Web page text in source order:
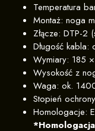
Temperatura
Montaż: noga
Złącze: DTP-2
Długość kabla:
Wymiary: 185
Wysokość z
Waga: ok.
Stopień
Homologacje: